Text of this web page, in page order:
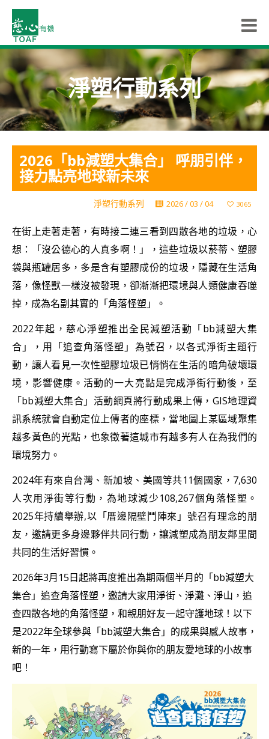
淨塑行動系列
2026「bb減塑大集合」 呼朋引伴，
接力點亮地球新未來
淨塑行動系列 2026 / 03 / 04 3065
在街上走著走著，有時接二連三看到四散各地的垃圾，心
想：「沒公德心的人真多啊！」，這些垃圾以菸蒂、塑膠
袋與瓶罐居多，多是含有塑膠成份的垃圾，隱藏在生活角
落，像怪獸一樣沒被發現，卻漸漸把環境與人類健康吞噬
掉，成為名副其實的「角落怪塑」。
2022年起，慈心淨塑推出全民減塑活動「bb減塑大集
合」，用「追查角落怪塑」為號召，以各式淨街主題行
動，讓人看見一次性塑膠垃圾已悄悄在生活的暗角破壞環
境，影響健康。活動的一大亮點是完成淨街行動後，至
「bb減塑大集合」活動網頁將行動成果上傳，GIS地理資
訊系統就會自動定位上傳者的座標，當地圖上某區域聚集
越多黃色的光點，也象徵著這城市有越多有人在為我們的
環境努力。
2024年有來自台灣、新加坡、美國等共11個國家，7,630
人次用淨街等行動，為地球減少108,267個角落怪塑。
2025年持續舉辦,以「厝邊隔壁鬥陣來」號召有理念的朋
友，邀請更多身邊夥伴共同行動，讓減塑成為朋友鄰里間
共同的生活好習慣。
2026年3月15日起將再度推出為期兩個半月的「bb減塑大
集合」追查角落怪塑，邀請大家用淨街、淨灘、淨山，追
查四散各地的角落怪塑，和親朋好友一起守護地球！以下
是2022年全球參與「bb減塑大集合」的成果與感人故事，
新的一年，用行動寫下屬於你與你的朋友愛地球的小故事
吧！